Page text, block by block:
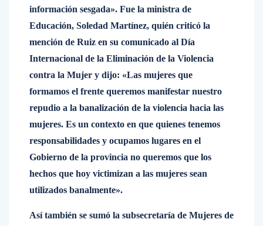
información sesgada». Fue la ministra de
Educación, Soledad Martínez, quién criticó la
mención de Ruiz en su comunicado al Día
Internacional de la Eliminación de la Violencia
contra la Mujer y dijo: «Las mujeres que
formamos el frente queremos manifestar nuestro
repudio a la banalización de la violencia hacia las
mujeres. Es un contexto en que quienes tenemos
responsabilidades y ocupamos lugares en el
Gobierno de la provincia no queremos que los
hechos que hoy victimizan a las mujeres sean
utilizados banalmente».
Así también se sumó la subsecretaría de Mujeres de